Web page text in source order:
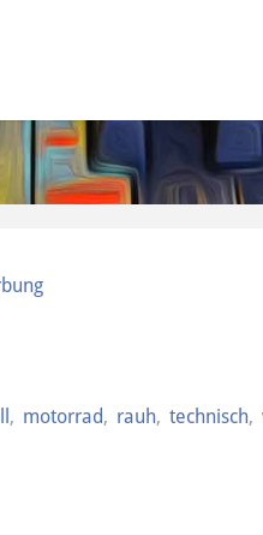
, motorrad, rauh, technisch,